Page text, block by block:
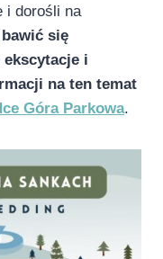
i dorośli na
się
ekscytacje i
na ten temat
Góra Parkowa. ​